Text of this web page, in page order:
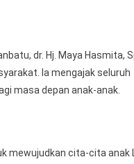
dr. Hj. Maya Hasmita,
Ia mengajak
masa depan anak-anak.
mewujudkan cita-cita anak